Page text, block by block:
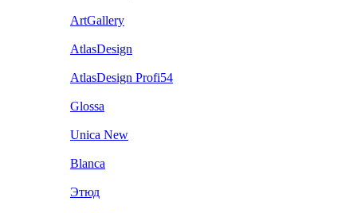
ArtGallery
AtlasDesign
AtlasDesign Profi54
Glossa
Unica New
Blanca
Этюд